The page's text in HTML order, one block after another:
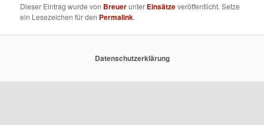
Dieser Eintrag wurde von Breuerunter Einsätzeveröffentlicht. Setze
ein Lesezeichen für den Permalink.
Datenschutzerklärung